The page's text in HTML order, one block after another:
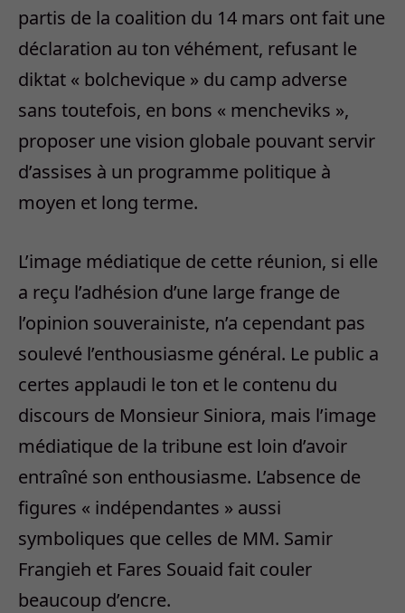
partis de la coalition du 14 mars ont fait une
déclaration au ton véhément, refusant le
diktat « bolchevique » du camp adverse
sans toutefois, en bons « mencheviks »,
proposer une vision globale pouvant servir
d’assises à un programme politique à
moyen et long terme.
L’image médiatique de cette réunion, si elle
a reçu l’adhésion d’une large frange de
l’opinion souverainiste, n’a cependant pas
soulevé l’enthousiasme général. Le public a
certes applaudi le ton et le contenu du
discours de Monsieur Siniora, mais l’image
médiatique de la tribune est loin d’avoir
entraîné son enthousiasme. L’absence de
figures « indépendantes » aussi
symboliques que celles de MM. Samir
Frangieh et Fares Souaid fait couler
beaucoup d’encre.